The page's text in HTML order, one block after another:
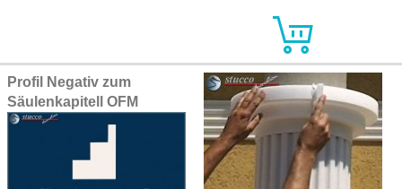
Profil Negativ zum
Säulenkapitell OFM